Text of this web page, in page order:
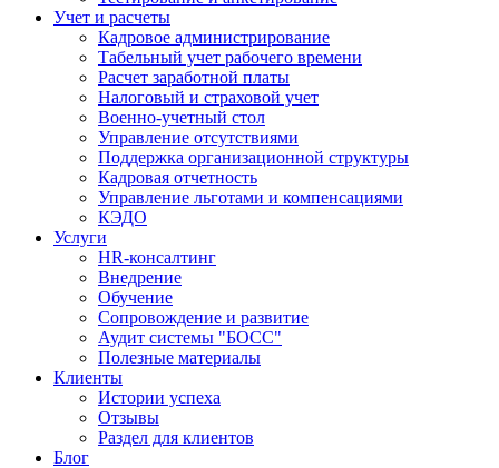
Учет и расчеты
Кадровое администрирование
Табельный учет рабочего времени
Расчет заработной платы
Налоговый и страховой учет
Военно-учетный стол
Управление отсутствиями
Поддержка организационной структуры
Кадровая отчетность
Управление льготами и компенсациями
КЭДО
Услуги
HR-консалтинг
Внедрение
Обучение
Сопровождение и развитие
Аудит системы "БОСС"
Полезные материалы
Клиенты
Истории успеха
Отзывы
Раздел для клиентов
Блог